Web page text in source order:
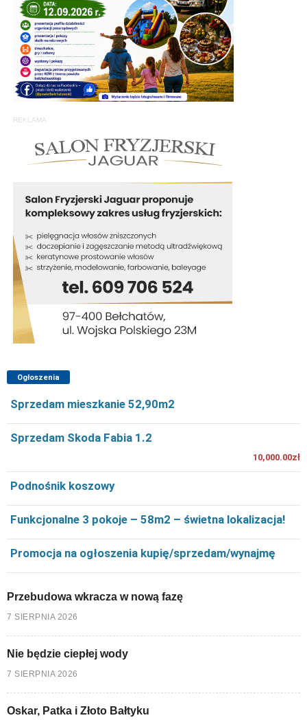
REKLAMA
Ogłoszenia
Sprzedam mieszkanie 52,90m2
Sprzedam Skoda Fabia 1.2
10,000.00zł
Podnośnik koszowy
Funkcjonalne 3 pokoje – 58m2 – świetna lokalizacja!
Promocja na ogłoszenia kupię/sprzedam/wynajmę
Przebudowa wkracza w nową fazę
7 SIERPNIA 2026
Nie będzie ciepłej wody
7 SIERPNIA 2026
Oskar, Patka i Złoto Bałtyku